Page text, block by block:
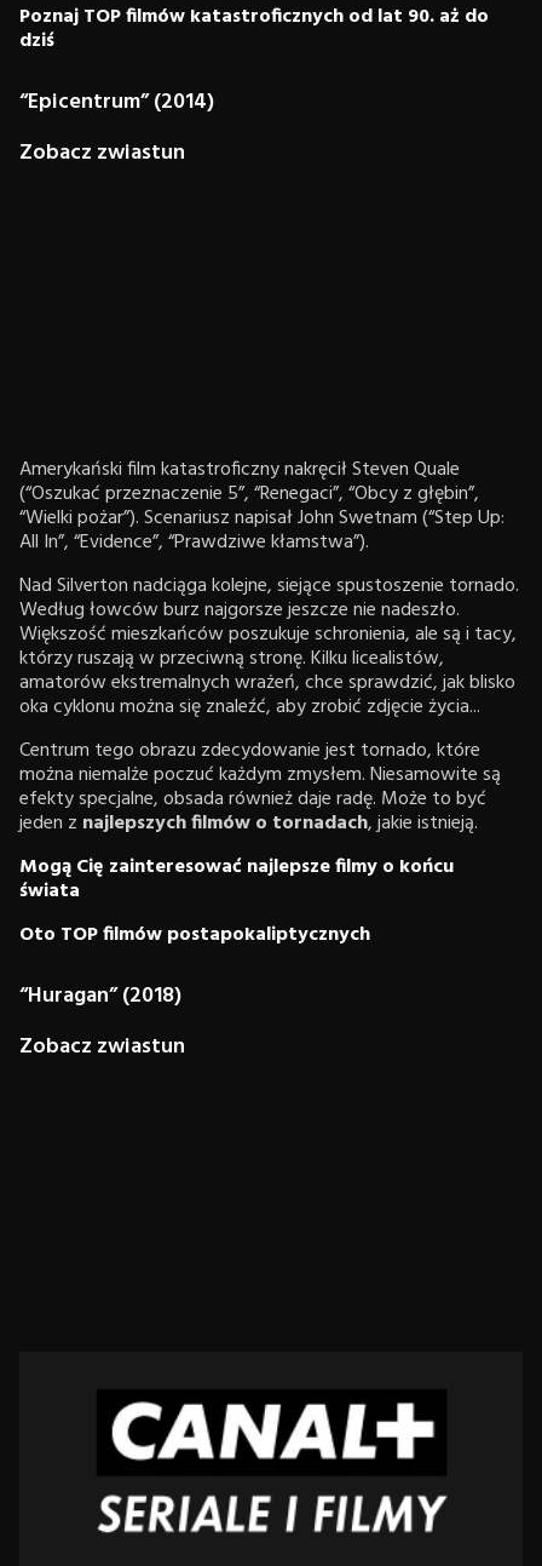
Poznaj TOP filmów katastroficznych od lat 90. aż do
dziś
“Epicentrum” (2014)
Zobacz zwiastun
Amerykański film katastroficzny nakręcił Steven Quale
(“Oszukać przeznaczenie 5”, “Renegaci”, “Obcy z głębin”,
“Wielki pożar”). Scenariusz napisał John Swetnam (“Step Up:
All In”, “Evidence”, “Prawdziwe kłamstwa”).
Nad Silverton nadciąga kolejne, siejące spustoszenie tornado.
Według łowców burz najgorsze jeszcze nie nadeszło.
Większość mieszkańców poszukuje schronienia, ale są i tacy,
którzy ruszają w przeciwną stronę. Kilku licealistów,
amatorów ekstremalnych wrażeń, chce sprawdzić, jak blisko
oka cyklonu można się znaleźć, aby zrobić zdjęcie życia...
Centrum tego obrazu zdecydowanie jest tornado, które
można niemalże poczuć każdym zmysłem. Niesamowite są
efekty specjalne, obsada również daje radę. Może to być
jeden z najlepszych filmów o tornadach, jakie istnieją.
Mogą Cię zainteresować najlepsze filmy o końcu
świata
Oto TOP filmów postapokaliptycznych
“Huragan” (2018)
Zobacz zwiastun